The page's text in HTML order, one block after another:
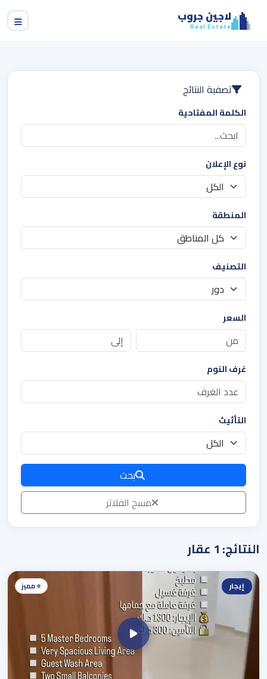
لاجين جروب
Real Estate
تصفية النتائج
الكلمة المفتاحية
نوع الإعلان
المنطقة
التصنيف
السعر
غرف النوم
التأثيث
بحث
مسح الفلاتر
النتائج: 1 عقار
إيجار ⭐ مميز